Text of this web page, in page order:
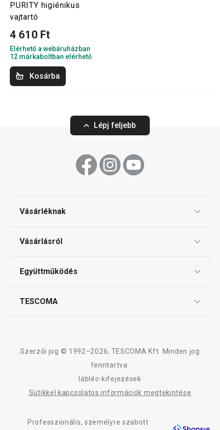
PURITY higiénikus
vajtartó
4 610 Ft
Elérhető a webáruházban
12 márkaboltban elérhető
Kosárba
Lépj feljebb
Vásárléknak
Gyakori kérdések
Vásárlásról
Reklamáció és termékvisszaküldés
Együttműködés
TESCOMA
Adatkezelési Tájékoztató
Szerzői jog © 1992–2026, TESCOMA Kft. Minden jog
fenntartva.
lábléc-kifejezések
Sütikkel kapcsolatos információk megtekintése
Professzionális, személyre szabott